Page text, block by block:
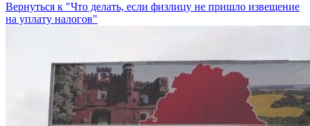
Вернуться к "Что делать, если физлицу не пришло извещение
на уплату налогов"